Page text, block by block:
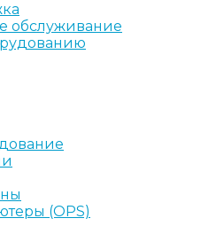
обслуживание
(OPS)